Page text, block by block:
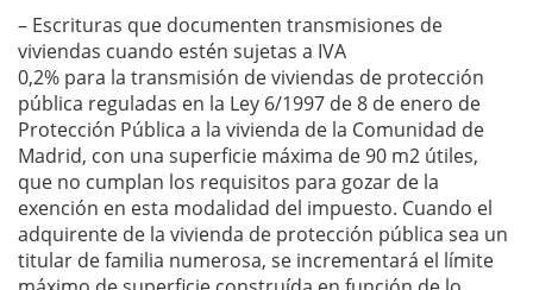
– Escrituras que documenten transmisiones de
viviendas cuando estén sujetas a IVA
0,2% para la transmisión de viviendas de protección
pública reguladas en la Ley 6/1997 de 8 de enero de
Protección Pública a la vivienda de la Comunidad de
Madrid, con una superficie máxima de 90 m2 útiles,
que no cumplan los requisitos para gozar de la
exención en esta modalidad del impuesto. Cuando el
adquirente de la vivienda de protección pública sea un
titular de familia numerosa, se incrementará el límite